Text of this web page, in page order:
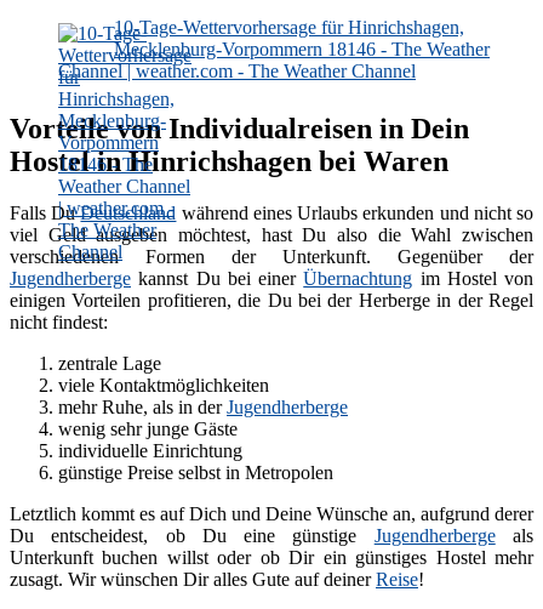
10-Tage-Wettervorhersage für Hinrichshagen,
Mecklenburg-Vorpommern 18146 - The Weather
Channel | weather.com - The Weather Channel
Vorteile von Individualreisen in Dein
Hostel in Hinrichshagen bei Waren
Falls DuDeutschland während eines Urlaubs erkunden und nicht so
viel Geld ausgeben möchtest, hast Du also die Wahl zwischen
verschiedenen Formen der Unterkunft. Gegenüber der
Jugendherberge kannst Du bei einerÜbernachtung im Hostel von
einigen Vorteilen profitieren, die Du bei der Herberge in der Regel
nicht findest:
zentrale Lage
viele Kontaktmöglichkeiten
mehr Ruhe, als in derJugendherberge
wenig sehr junge Gäste
individuelle Einrichtung
günstige Preise selbst in Metropolen
Letztlich kommt es auf Dich und Deine Wünsche an, aufgrund derer
Du entscheidest, ob Du eine günstige Jugendherbergeals
Unterkunft buchen willst oder ob Dir ein günstiges Hostel mehr
zusagt. Wir wünschen Dir alles Gute auf deinerReise!